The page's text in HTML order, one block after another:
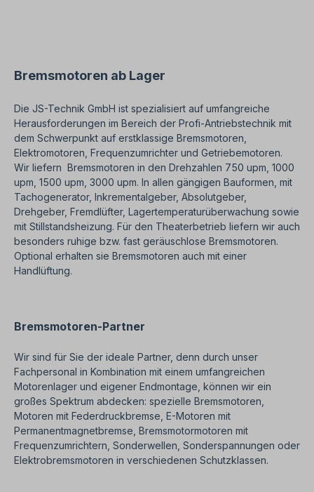
geeignet. Alle Produktfotos sind unverbindliche
Beispiele!Technische Änderungen vorbehalten.
Bremsmotoren ab Lager
Die JS-Technik GmbH ist spezialisiert auf umfangreiche
Herausforderungen im Bereich der Profi-Antriebstechnik mit
dem Schwerpunkt auf erstklassige Bremsmotoren,
Elektromotoren, Frequenzumrichter und Getriebemotoren.
Wir liefern Bremsmotoren in den Drehzahlen 750 upm, 1000
upm, 1500 upm, 3000 upm. In allen gängigen Bauformen, mit
Tachogenerator, Inkrementalgeber, Absolutgeber,
Drehgeber, Fremdlüfter, Lagertemperaturüberwachung sowie
mit Stillstandsheizung. Für den Theaterbetrieb liefern wir auch
besonders ruhige bzw. fast geräuschlose Bremsmotoren.
Optional erhalten sie Bremsmotoren auch mit einer
Handlüftung.
Bremsmotoren-Partner
Wir sind für Sie der ideale Partner, denn durch unser
Fachpersonal in Kombination mit einem umfangreichen
Motorenlager und eigener Endmontage, können wir ein
großes Spektrum abdecken: spezielle Bremsmotoren,
Motoren mit Federdruckbremse, E-Motoren mit
Permanentmagnetbremse, Bremsmotormotoren mit
Frequenzumrichtern, Sonderwellen, Sonderspannungen oder
Elektrobremsmotoren in verschiedenen Schutzklassen.